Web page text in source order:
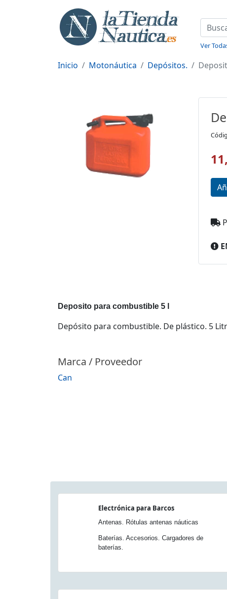
Ver
Inicio Motonáutica Depósitos.
Deposito para combustible 5 l
Depósito para combustible. De plástico. 5
Marca / Proveedor
Can
Electrónica para Barcos
Antenas. Rótulas antenas náuticas
Baterías. Accesorios. Cargadores de
baterías.